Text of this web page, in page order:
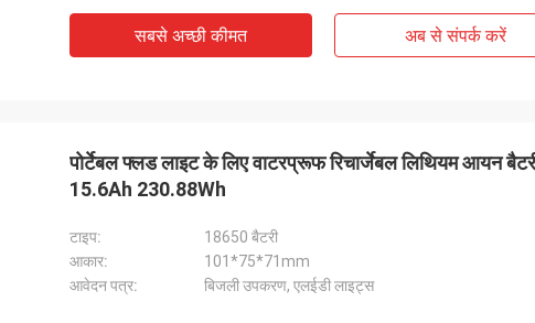
सबसे अच्छी कीमत अब से संपर्क करें
पोर्टेबल फ्लड लाइट के लिए वाटरप्रूफ रिचार्जेबल लिथियम आयन
15.6Ah 230.88Wh
टाइप:
18650 बैटरी
आकार:
101*75*71mm
आवेदन पत्र:
बिजली उपकरण, एलईडी लाइट्स